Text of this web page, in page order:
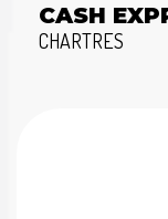
CASH
CHARTRES